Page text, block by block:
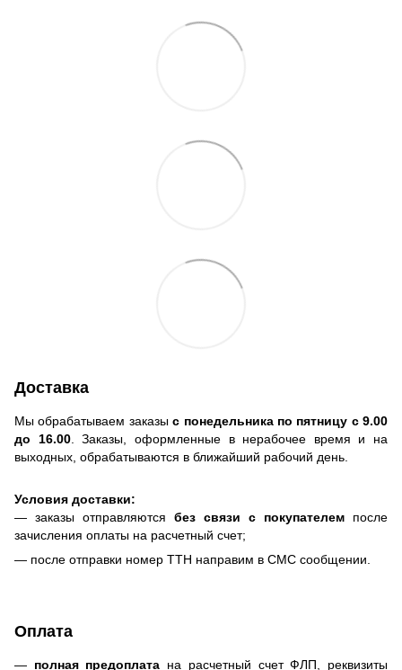
Доставка
Мы обрабатываем заказыс понедельника по пятницу с 9.00
до 16.00. Заказы, оформленные в нерабочее время и на
выходных, обрабатываются в ближайший рабочий день.
Условия доставки:
— заказы отправляются без связи с покупателем после
зачисления оплаты на расчетный счет;
— после отправки номер ТТН направим в СМС сообщении.
Оплата
— полная предоплата на расчетный счет ФЛП, реквизиты